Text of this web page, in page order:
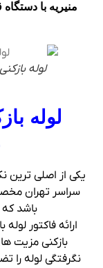
منیریه با
لوله
لوله
یکی از اصلی ترین
سراسر تهران
باشد
ارائه فاکتور
بازکنی مزیت
نگرفتگی لوله